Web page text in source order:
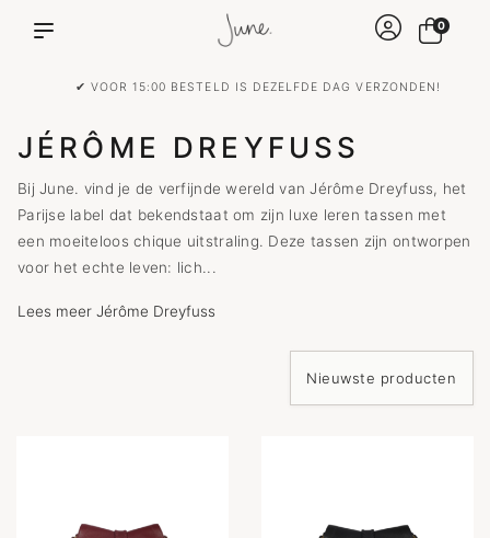
✔ VOOR 15:00 BESTELD IS DEZELFDE DAG VERZONDEN!
0
JÉRÔME DREYFUSS
Bij June. vind je de verfijnde wereld van Jérôme Dreyfuss, het
Parijse label dat bekendstaat om zijn luxe leren tassen met
een moeiteloos chique uitstraling. Deze tassen zijn ontworpen
voor het echte leven: lich...
Lees meer Jérôme Dreyfuss